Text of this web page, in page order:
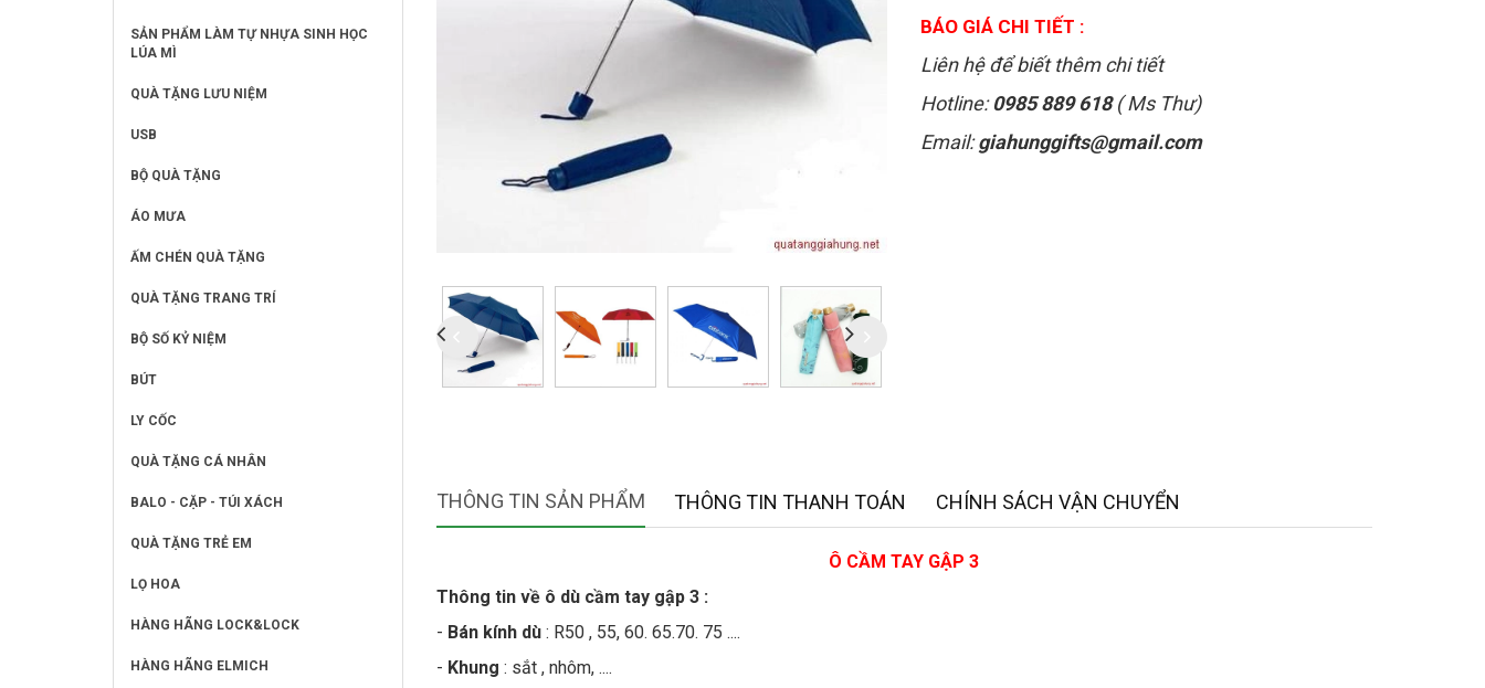
BÁO GIÁ CHI TIẾT :
Liên hệ để biết thêm chi tiết
Hotline:0985 889 618( Ms Thư)
Email:giahunggifts@gmail.com
THÔNG TIN SẢN PHẨM THÔNG TIN THANH TOÁN CHÍNH SÁCH VẬN CHUYỂN
Ô CẦM TAY GẬP 3
Thông tin về ô dù cầm tay gập 3 :
- Bán kính dù: R50 , 55, 60. 65.70. 75 ....
- Khung : sắt , nhôm, ....
SẢN PHẨM LÀM TỰ NHỰA SINH HỌC
LÚA MÌ
QUÀ TẶNG LƯU NIỆM
USB
BỘ QUÀ TẶNG
ÁO MƯA
ẤM CHÉN QUÀ TẶNG
QUÀ TẶNG TRANG TRÍ
BỘ SỐ KỶ NIỆM
BÚT
LY CỐC
QUÀ TẶNG CÁ NHÂN
BALO - CẶP - TÚI XÁCH
QUÀ TẶNG TRẺ EM
LỌ HOA
HÀNG HÃNG LOCK&LOCK
HÀNG HÃNG ELMICH